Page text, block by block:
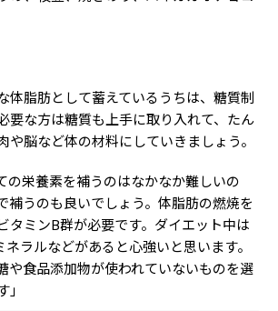
体脂肪として蓄えているうちは、糖質制
要な方は糖質も上手に取り入れて、たん
や脳など体の材料にしていきましょう。
の栄養素を補うのはなかなか難しいの
補うのも良いでしょう。体脂肪の燃焼を
タミンB群が必要です。ダイエット中は
ネラルなどがあると心強いと思います。
や食品添加物が使われていないものを選